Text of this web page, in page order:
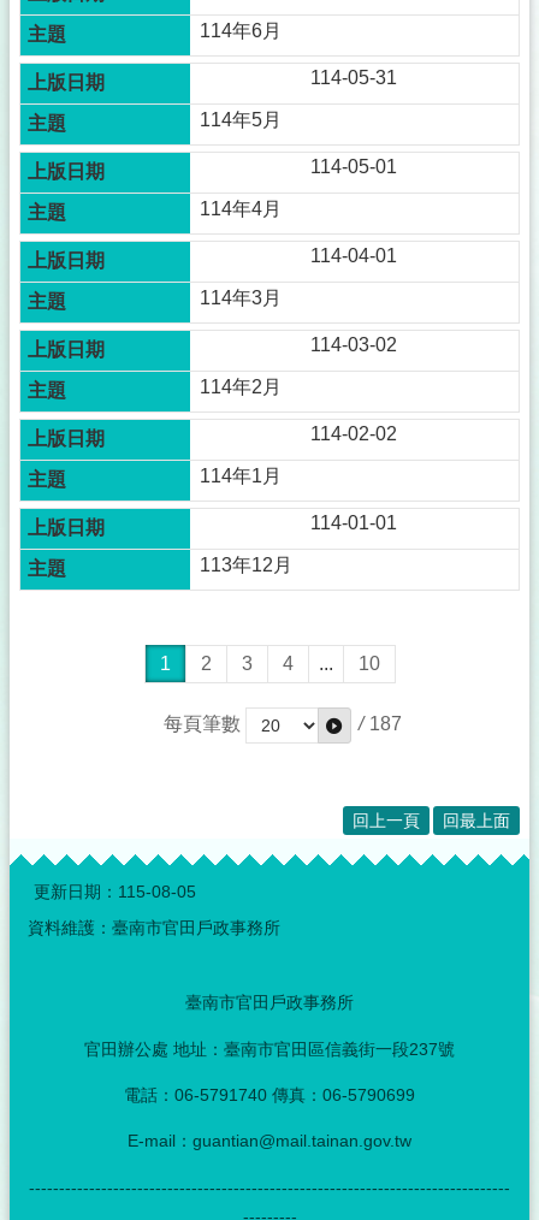
114年6月
114-05-31
114年5月
114-05-01
114年4月
114-04-01
114年3月
114-03-02
114年2月
114-02-02
114年1月
114-01-01
113年12月
1 2 3 4 ... 10
每頁筆數 / 187
回上一頁 回最上面
:::
更新日期： 115-08-05
資料維護：臺南市官田戶政事務所
臺南市官田戶政事務所
官田辦公處 地址：臺南市官田區信義街一段237號
電話：06-5791740 傳真：06-5790699
E-mail：guantian@mail.tainan.gov.tw
--------------------------------------------------------------------------------
---------